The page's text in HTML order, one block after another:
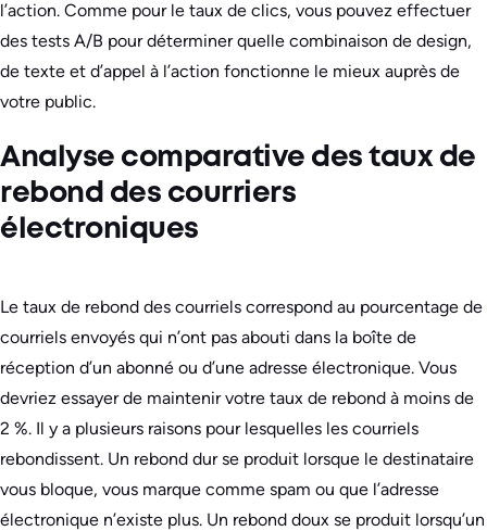
l’action. Comme pour le taux de clics, vous pouvez effectuer
des tests A/B pour déterminer quelle combinaison de design,
de texte et d’appel à l’action fonctionne le mieux auprès de
votre public.
Analyse comparative des taux de
rebond des courriers
électroniques
Le taux de rebond des courriels correspond au pourcentage de
courriels envoyés qui n’ont pas abouti dans la boîte de
réception d’un abonné ou d’une adresse électronique. Vous
devriez essayer de maintenir votre taux de rebond à moins de
2 %. Il y a plusieurs raisons pour lesquelles les courriels
rebondissent. Un rebond dur se produit lorsque le destinataire
vous bloque, vous marque comme spam ou que l’adresse
électronique n’existe plus. Un rebond doux se produit lorsqu’un